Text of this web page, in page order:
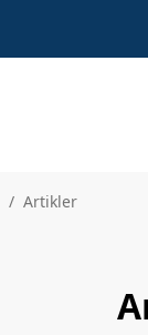
Artikler